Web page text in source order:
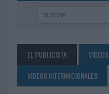
EL PUBLICISTA
VIDEOS
VIDEOS INTERNACIONALES